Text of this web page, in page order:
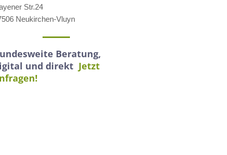
Str.24
Neukirchen-Vluyn
Beratung,
und direkt Jetzt